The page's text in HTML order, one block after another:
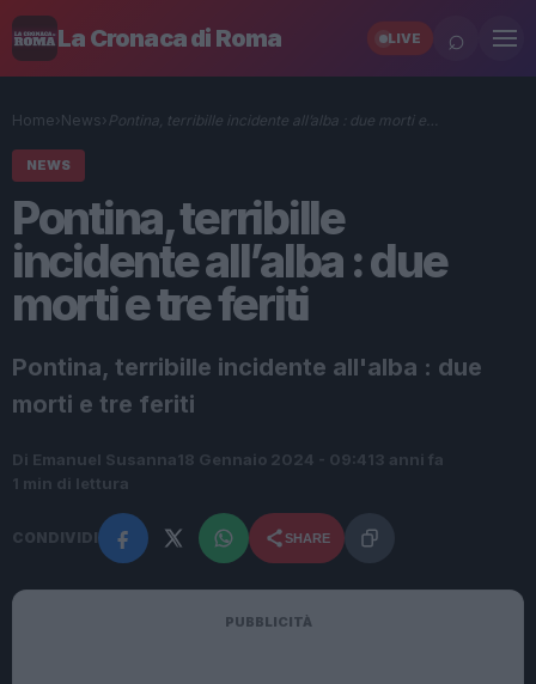
La Cronaca di Roma LIVE ⌕
Home› News› Pontina, terribille incidente all’alba : due morti e…
NEWS
Pontina, terribille
incidente all’alba : due
morti e tre feriti
Pontina, terribille incidente all'alba : due
morti e tre feriti
Di Emanuel Susanna 18 Gennaio 2024 - 09:413 anni fa
1 min di lettura
CONDIVIDI SHARE
PUBBLICITÀ